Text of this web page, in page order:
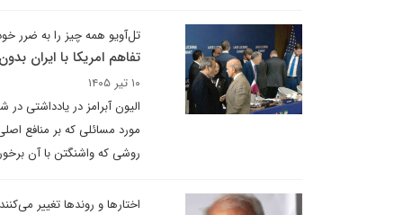
تل‌آویو همه چیز را به ضرر
تفاهم امریکا با ایران
۱۰ تیر ۱۴۰۵
الیون آبرامز در یادداشتی
مورد مسائلی که بر منافع
روشی که واشنگتن با آن
اختارها و روندها تغییر